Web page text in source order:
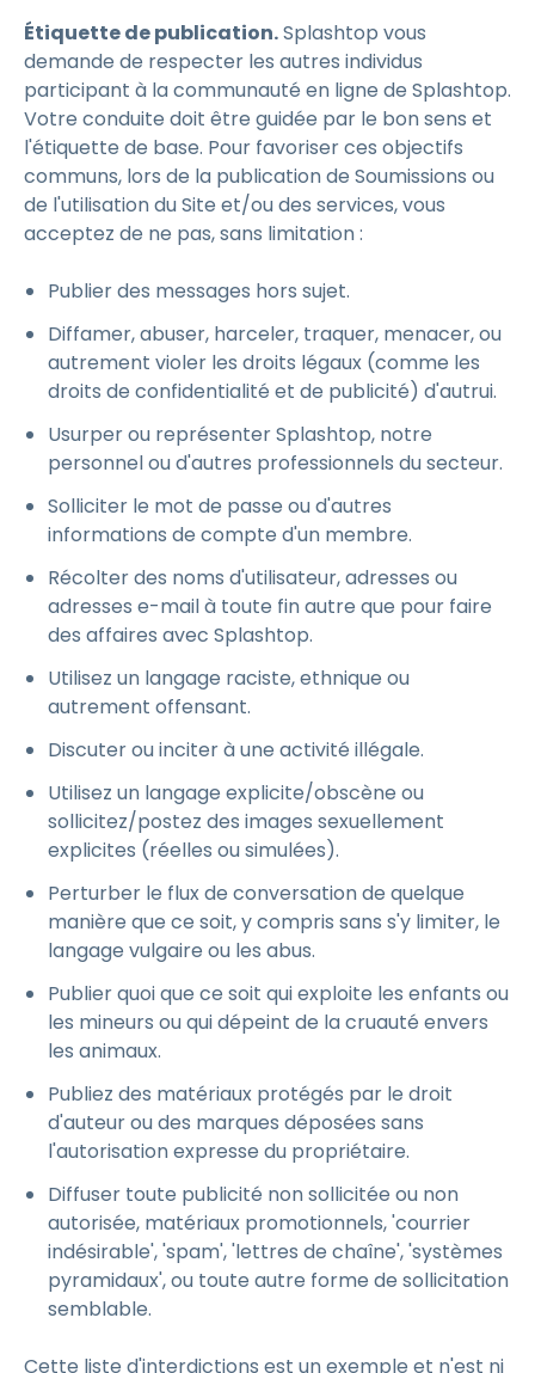
Étiquette de publication.Splashtop vous
demande de respecter les autres individus
participant à la communauté en ligne de Splashtop.
Votre conduite doit être guidée par le bon sens et
l'étiquette de base. Pour favoriser ces objectifs
communs, lors de la publication de Soumissions ou
de l'utilisation du Site et/ou des services, vous
acceptez de ne pas, sans limitation :
Publier des messages hors sujet.
Diffamer, abuser, harceler, traquer, menacer, ou
autrement violer les droits légaux (comme les
droits de confidentialité et de publicité) d'autrui.
Usurper ou représenter Splashtop, notre
personnel ou d'autres professionnels du secteur.
Solliciter le mot de passe ou d'autres
informations de compte d'un membre.
Récolter des noms d'utilisateur, adresses ou
adresses e-mail à toute fin autre que pour faire
des affaires avec Splashtop.
Utilisez un langage raciste, ethnique ou
autrement offensant.
Discuter ou inciter à une activité illégale.
Utilisez un langage explicite/obscène ou
sollicitez/postez des images sexuellement
explicites (réelles ou simulées).
Perturber le flux de conversation de quelque
manière que ce soit, y compris sans s'y limiter, le
langage vulgaire ou les abus.
Publier quoi que ce soit qui exploite les enfants ou
les mineurs ou qui dépeint de la cruauté envers
les animaux.
Publiez des matériaux protégés par le droit
d'auteur ou des marques déposées sans
l'autorisation expresse du propriétaire.
Diffuser toute publicité non sollicitée ou non
autorisée, matériaux promotionnels, 'courrier
indésirable', 'spam', 'lettres de chaîne', 'systèmes
pyramidaux', ou toute autre forme de sollicitation
semblable.
Cette liste d'interdictions est un exemple et n'est ni